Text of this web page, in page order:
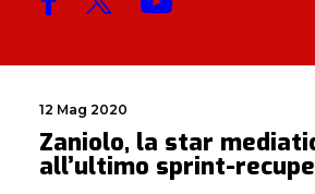
MENU
12 Mag 2020
Zaniolo, la star
all’ultimo sprint-